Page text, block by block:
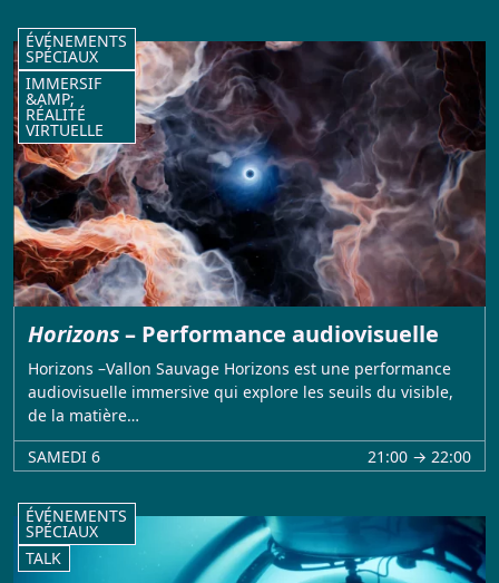
ÉVÉNEMENTS
SPÉCIAUX
IMMERSIF
&AMP;
RÉALITÉ
VIRTUELLE
Horizons– Performance audiovisuelle
Horizons –Vallon Sauvage Horizons est une performance
audiovisuelle immersive qui explore les seuils du visible,
de la matière…
SAMEDI 6
21:00 → 22:00
ÉVÉNEMENTS
SPÉCIAUX
TALK